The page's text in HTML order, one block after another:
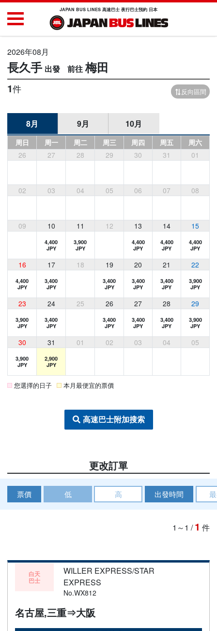
JAPAN BUS LINES 高速巴士 夜行巴士預約 日本
2026年08月
長久手 梅田
1件 反向區間
8月 9月 10月
周日 周一 周二 周三 周四 周五
周六
26
27 28 29 30 31 01
02 03 04 05 06 07 08
09 10 11 12 13 14 15
4,400
JPY
3,900
JPY
4,400
JPY
4,400
JPY
4,400
JPY
16 17 18 19 20 21 22
4,400
JPY
3,400
JPY
3,400
JPY
3,400
JPY
3,400
JPY
3,900
JPY
23 24 25 26 27 28 29
3,900
JPY
3,400
JPY
3,400
JPY
3,400
JPY
3,400
JPY
3,900
JPY
30 31 01 02 03 04 05
3,900
JPY
2,900
JPY
您選擇的日子 本月最便宜的票價
高速巴士附加搜索
更改訂單
票價 低 高 出發時間
1～1 /1 件
白天
巴士
WILLER EXPRESS/STAR
EXPRESS
No.WX812
名古屋,三重⇒大阪